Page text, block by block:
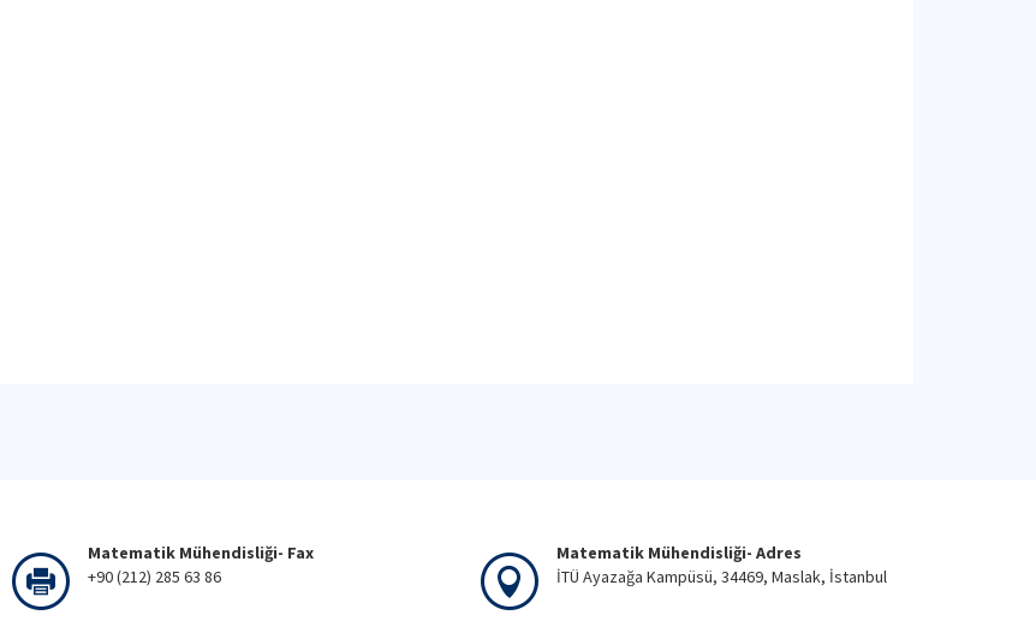
Matematik Mühendisliği- Fax
+90 (212) 285 63 86
Matematik Mühendisliği- Adres
İTÜ Ayazağa Kampüsü, 34469, Maslak, İstanbul